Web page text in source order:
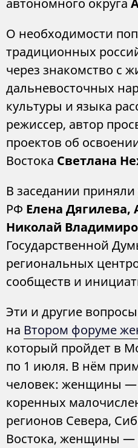
автономного округа
О необходимости
традиционных
через знакомство с
дальневосточных
культуры и языка
режиссер, автор
проектов об
Востока Светлана
В заседании приняли
РФ Елена Дягилева,
Николай
Государственной
региональных
сообществ и
Эти и другие
на Втором форуме
который пройдет в
по 1 июля. В нём
человек: женщины —
коренных
регионов Севера,
Востока, женщины —